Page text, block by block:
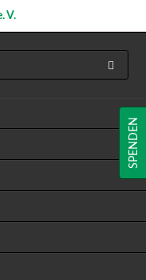
SPENDEN